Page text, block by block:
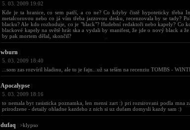
5. 03. 2009 19:02
Kde je ta hranice, co sem patří, a co ne? Co kdyby čistě hypoteticky třeba
metalcorovou nebo co já vím třeba jazzovou desku, recenzovala by se tady?
blacku? Ale kdo rozhoduje, co je "black"? Hudební redaktoři nebo kapely? Co
blackové kapely na světě hrát ska a vydali by manifest, že jde o nový black a
by pak mortem dělal, skončil?
wburn
5. 03. 2009 18:40
...som zas rozvíril hladinu, ale to je fajn...už sa teším na recenziu TOMBS -
Apocalypse
5. 03. 2009 18:16
to nemala byt rasisticka poznamka, len mensi zart :) pri rozsirovani podla mna
prirodzene - detaily ohladne kazdeho z nich si uz dufam domysli kazdy sam :)
dufaq
>klypso